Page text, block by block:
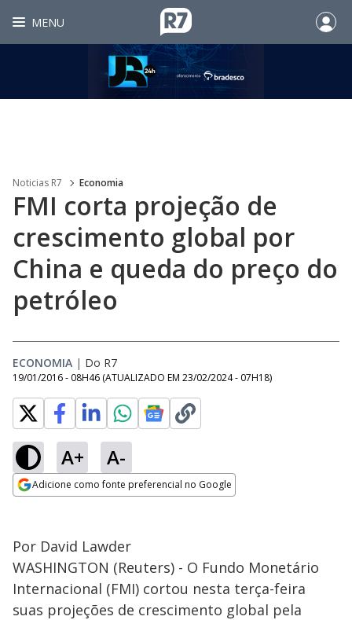
MENU
Noticias R7 Economia
FMI corta projeção de
crescimento global por
China e queda do preço do
petróleo
ECONOMIA | Do R7
19/01/2016 - 08H46 (ATUALIZADO EM 23/02/2024 - 07H18)
A+ A-
Adicione como fonte preferencial no Google
Por David Lawder
WASHINGTON (Reuters) - O Fundo Monetário
Internacional (FMI) cortou nesta terça-feira
suas projeções de crescimento global pela